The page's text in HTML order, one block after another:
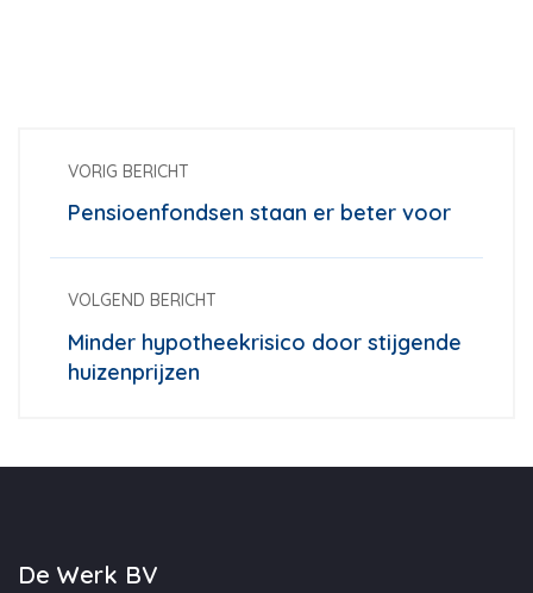
VORIG BERICHT
Pensioenfondsen staan er beter voor
VOLGEND BERICHT
Minder hypotheekrisico door stijgende
huizenprijzen
De Werk BV